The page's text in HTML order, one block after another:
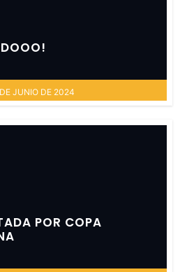
JUNIO DE 2024
POR COPA